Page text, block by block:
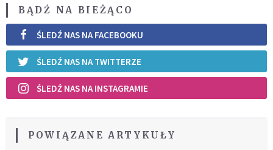
BĄDŹ NA BIEŻĄCO
ŚLEDŹ NAS NA FACEBOOKU
ŚLEDŹ NAS NA TWITTERZE
ŚLEDŹ NAS NA INSTAGRAMIE
POWIĄZANE ARTYKUŁY